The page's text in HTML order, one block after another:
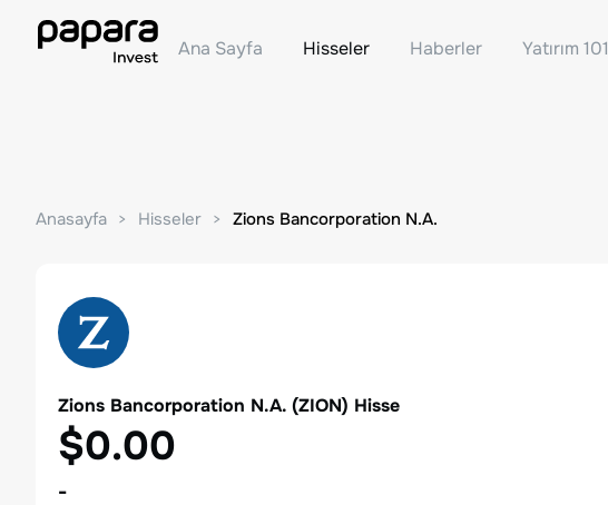
Ana Sayfa Hisseler Haberler Yatırım 101
Anasayfa Hisseler Zions Bancorporation N.A.
Zions Bancorporation N.A. (ZION) Hisse
$0.00
-